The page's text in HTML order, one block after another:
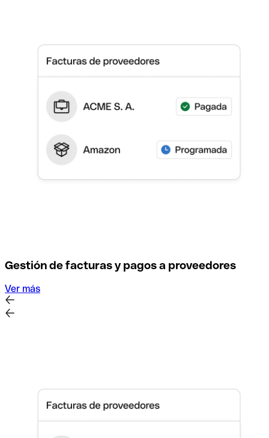
Gestión de facturas y pagos a proveedores
Ver más